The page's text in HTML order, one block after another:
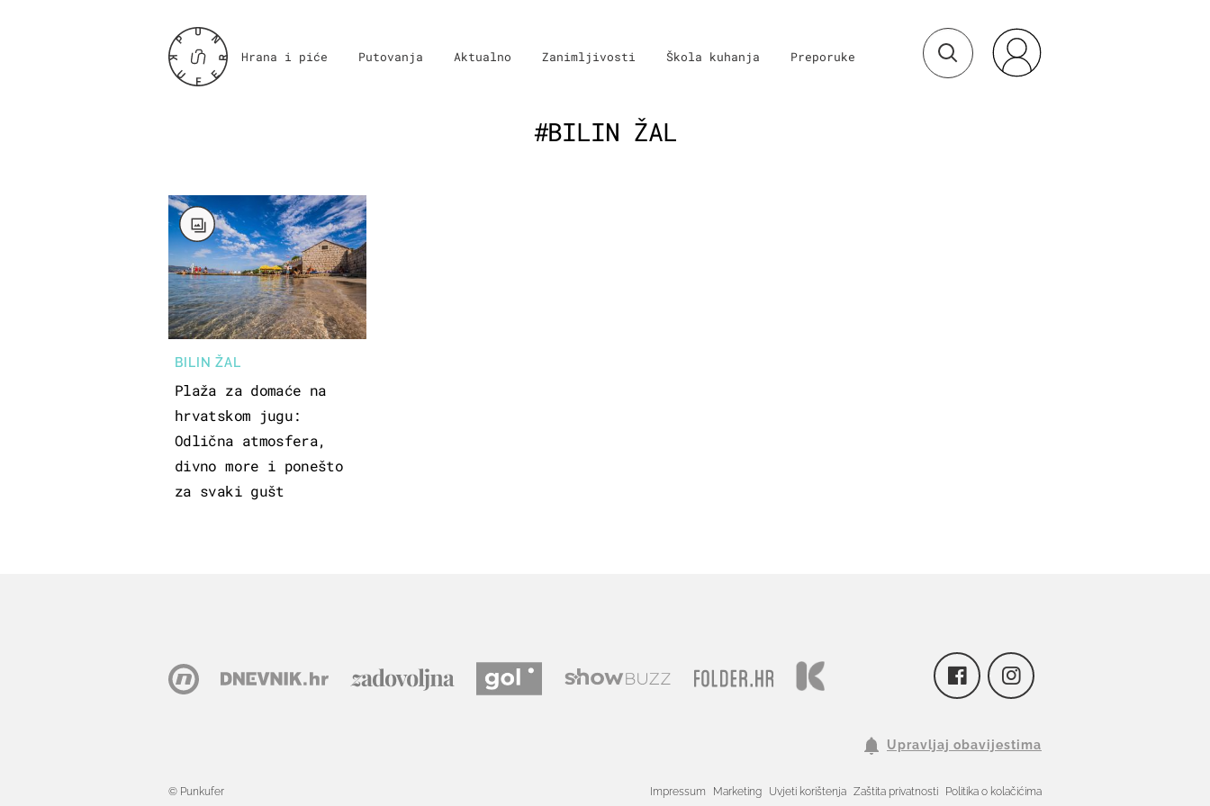
Hrana i piće Putovanja Aktualno Zanimljivosti Škola kuhanja Preporuke
#BILIN ŽAL
BILIN ŽAL
Plaža za domaće na
hrvatskom jugu:
Odlična atmosfera,
divno more i ponešto
za svaki gušt
Upravljaj obavijestima
© Punkufer Impressum Marketing Uvjeti korištenja Zaštita privatnosti Politika o kolačićima